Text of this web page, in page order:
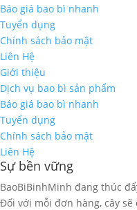
Báo giá bao bì nhanh
Tuyển dụng
Chính sách bảo mật
Liên Hệ
Giới thiệu
Dịch vụ bao bì sản phẩm
Báo giá bao bì nhanh
Tuyển dụng
Chính sách bảo mật
Liên Hệ
Sự bền vững
BaoBiBinhMinh đang thúc
Đối với mỗi đơn hàng, cây